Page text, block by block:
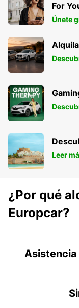
DURAZNO CITY
DURAZNO -
For
Únete
Leer
¿Por qué
Europcar?